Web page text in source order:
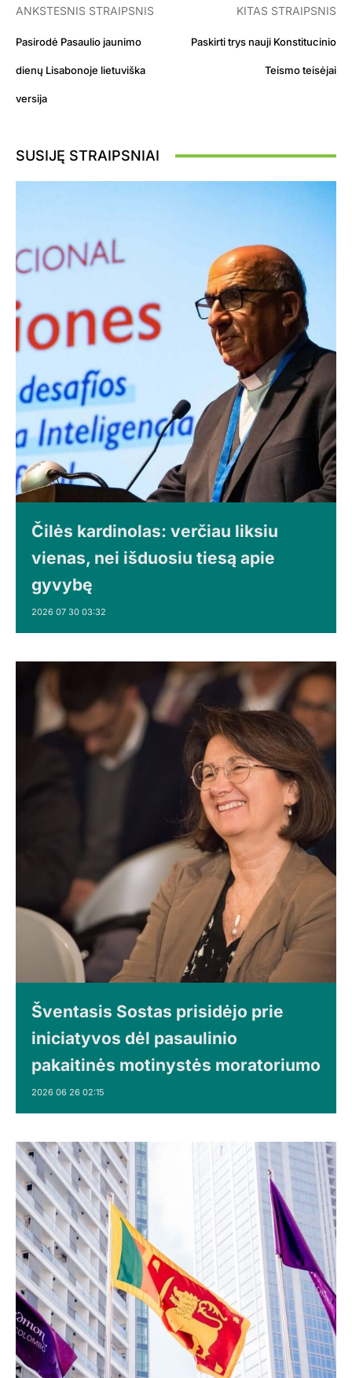
ANKSTESNIS STRAIPSNIS
Pasirodė Pasaulio jaunimo
dienų Lisabonoje lietuviška
versija
KITAS STRAIPSNIS
Paskirti trys nauji Konstitucinio
Teismo teisėjai
SUSIJĘ STRAIPSNIAI
Čilės kardinolas: verčiau liksiu
vienas, nei išduosiu tiesą apie
gyvybę
2026 07 30 03:32
Šventasis Sostas prisidėjo prie
iniciatyvos dėl pasaulinio
pakaitinės motinystės moratoriumo
2026 06 26 02:15